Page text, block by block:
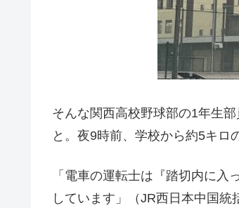
そんな関西高校野球部の1年生
と。夜9時前、学校から約5キロ
「電車の運転士は『踏切内に
しています」（JR西日本中国統